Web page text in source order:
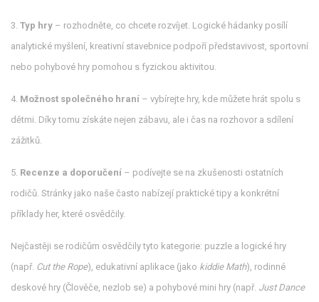
3. Typ hry – rozhodněte, co chcete rozvíjet. Logické hádanky posílí
analytické myšlení, kreativní stavebnice podpoří představivost, sportovní
nebo pohybové hry pomohou s fyzickou aktivitou.
4. Možnost společného hraní – vybírejte hry, kde můžete hrát spolu s
dětmi. Díky tomu získáte nejen zábavu, ale i čas na rozhovor a sdílení
zážitků.
5. Recenze a doporučení – podívejte se na zkušenosti ostatních
rodičů. Stránky jako naše často nabízejí praktické tipy a konkrétní
příklady her, které osvědčily.
Nejčastěji se rodičům osvědčily tyto kategorie: puzzle a logické hry
(např. Cut the Rope), edukativní aplikace (jako kiddie Math), rodinné
deskové hry (Člověče, nezlob se) a pohybové mini hry (např. Just Dance